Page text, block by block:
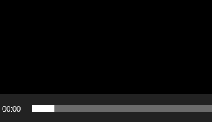
00:00